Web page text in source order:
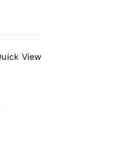
View